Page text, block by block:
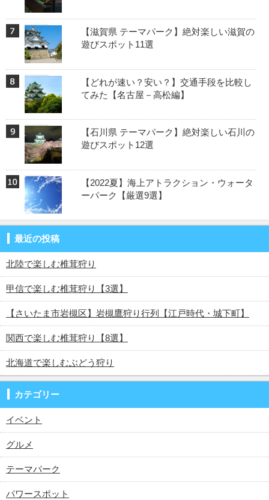
【滋賀県 テーマパーク】絶対楽しい滋賀の
遊びスポット11選
【どれが速い？安い？】交通手段を比較し
てみた【名古屋－高松編】
【石川県 テーマパーク】絶対楽しい石川の
遊びスポット12選
【2022夏】海上アトラクション・ウォータ
ーパーク【厳選9選】
最近の投稿
北陸で楽しむ椎茸狩り
甲信で楽しむ椎茸狩り【3選】
【さいたま市岩槻区】岩槻鷹狩り行列【江戸時代・城下町】
関西で楽しむ椎茸狩り【8選】
北海道で楽しむぶどう狩り
カテゴリー
イベント
グルメ
テーマパーク
パワースポット